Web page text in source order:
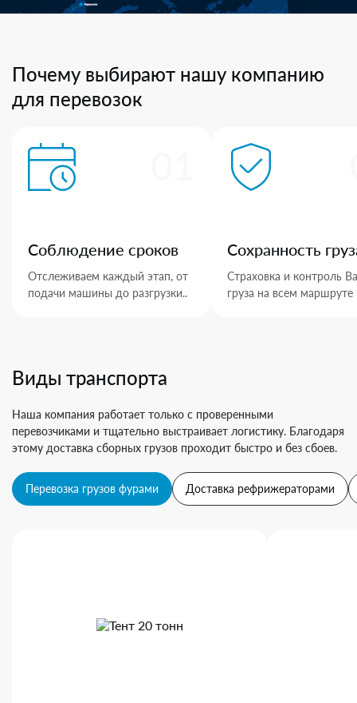
Почему выбирают нашу компанию
для перевозок
Соблюдение сроков
Отслеживаем каждый этап, от
подачи машины до разгрузки..
Сохранность
Страховка и контроль
груза на всем маршруте
Виды транспорта
Наша компания работает только с проверенными
перевозчиками и тщательно выстраивает логистику. Благодаря
этому доставка сборных грузов проходит быстро и без сбоев.
Перевозка грузов фурами Доставка рефрижераторами